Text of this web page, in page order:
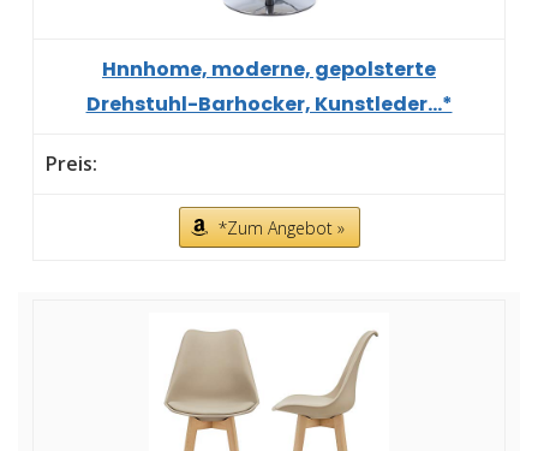
Hnnhome, moderne, gepolsterte
Drehstuhl-Barhocker, Kunstleder...*
*Zum Angebot »